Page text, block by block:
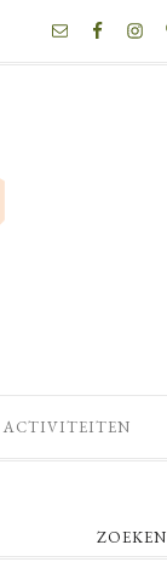
ACTIVITEITEN
ZOEKEN